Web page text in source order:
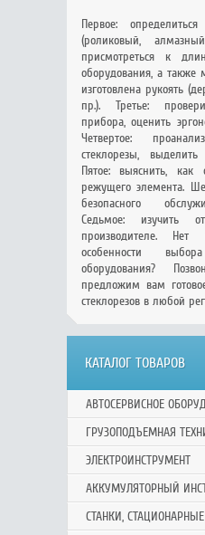
Первое:
(роликовый,
присмотреться к
оборудования, а также
изготовлена рукоять
пр.). Третье:
прибора, оценить
Четвертое:
стеклорезы,
Пятое: выяснить, как
режущего элемента.
безопасного
Седьмое: изучить
производителе.
особенности
оборудования?
предложим вам
стеклорезов в любой
КАТАЛОГ ТОВАРОВ
АВТОСЕРВИСНОЕ
ГРУЗОПОДЪЕМНАЯ
ЭЛЕКТРОИНСТРУМЕНТ
АККУМУЛЯТОРНЫЙ
СТАНКИ,